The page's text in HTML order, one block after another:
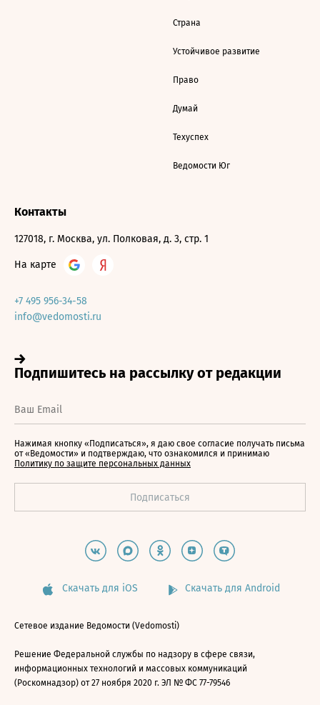
Страна
Устойчивое развитие
Право
Думай
Техуспех
Ведомости Юг
Контакты
127018, г. Москва, ул. Полковая, д. 3, стр. 1
На карте
+7 495 956-34-58
info@vedomosti.ru
Нажимая кнопку «Подписаться», я даю свое согласие получать письма
от «Ведомости» и подтверждаю, что ознакомился и принимаю
Политику по защите персональных данных
Скачать для iOS Скачать для Android
Сетевое издание Ведомости (Vedomosti)
Решение Федеральной службы по надзору в сфере связи,
информационных технологий и массовых коммуникаций
(Роскомнадзор) от 27 ноября 2020 г. ЭЛ № ФС 77-79546